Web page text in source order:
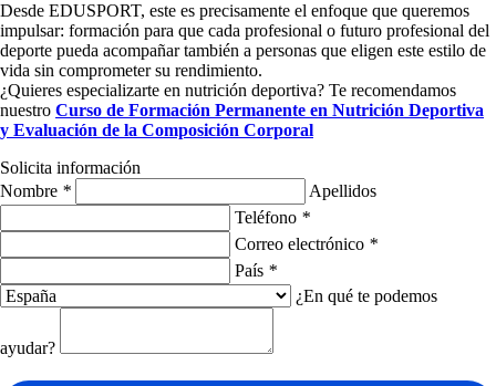
Desde EDUSPORT, este es precisamente el enfoque que queremos
impulsar: formación para que cada profesional o futuro profesional del
deporte pueda acompañar también a personas que eligen este estilo de
vida sin comprometer su rendimiento.
¿Quieres especializarte en nutrición deportiva? Te recomendamos
nuestro Curso de Formación Permanente en Nutrición Deportiva
y Evaluación de la Composición Corporal
Solicita información
Nombre *
Apellidos
Teléfono *
Correo electrónico *
País *
¿En qué te podemos
ayudar?